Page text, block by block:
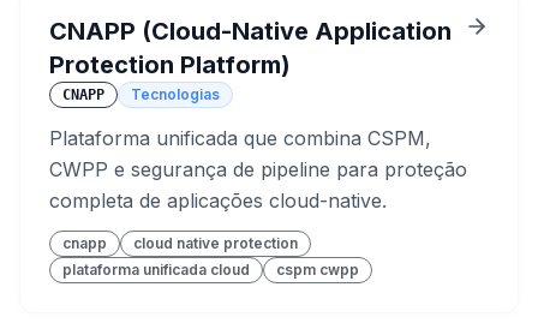
CNAPP (Cloud-Native Application
Protection Platform)
CNAPP Tecnologias
Plataforma unificada que combina CSPM,
CWPP e segurança de pipeline para proteção
completa de aplicações cloud-native.
cnapp
cloud native protection
plataforma unificada cloud
cspm cwpp